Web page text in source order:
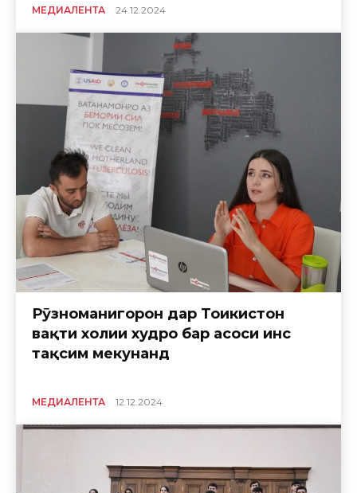
МЕДИАЛЕНТА 24.12.2024
Рӯзноманигорон дар Тоҷикистон
вақти холии худро бар асоси ҷинс
тақсим мекунанд
МЕДИАЛЕНТА 12.12.2024